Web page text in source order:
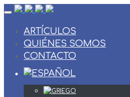
Skip
contentARTÍCULOS
QUIÉNES SOMOS
CONTACTO